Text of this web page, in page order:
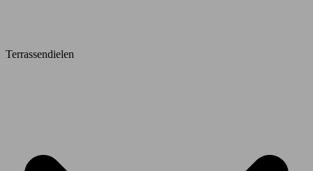
Terrassendielen